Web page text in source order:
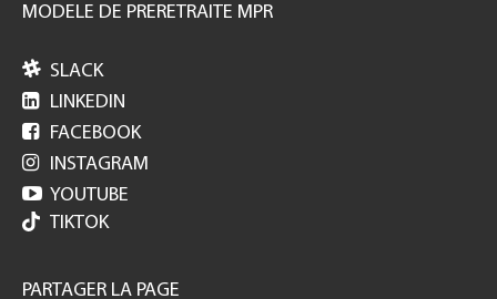
MODELE DE PRERETRAITE MPR
 SLACK
 LINKEDIN
 FACEBOOK
 INSTAGRAM
 YOUTUBE
TIKTOK
PARTAGER LA PAGE